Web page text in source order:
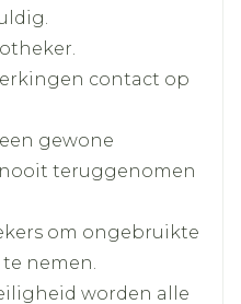
rifampicine),
inhibitoren en non-
inhibitoren
efavirenz)
of
bloeding tussen de
pijn in de borsten,
de laatste
tablet die de
maar uiterlijk op de
tabletvrije
met
(15°C -
contact op
gewone
teruggenomen
om ongebruikte
nemen.
worden alle